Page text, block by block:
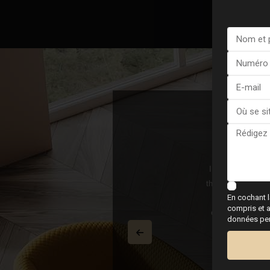
en ny verdensrekord fikk vi flyttet inn
hun på tilbudssiden om det er noe vi
Anbefales 100%!!!
I sold my villa
their agent
what I hoped
eternally
En cochant
compris et
données